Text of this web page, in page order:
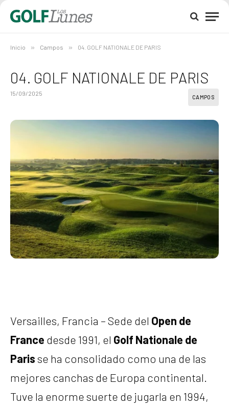
Inicio » Campos » 04. GOLF NATIONALE DE PARIS
04. GOLF NATIONALE DE PARIS
15/09/2025
CAMPOS
Versailles, Francia – Sede del Open de
France desde 1991, el Golf Nationale de
Parisse ha consolidado como una de las
mejores canchas de Europa continental.
Tuve la enorme suerte de jugarla en 1994,